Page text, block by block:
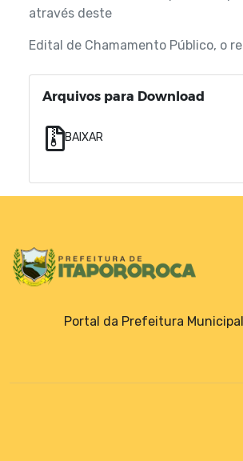
através deste
Edital de Chamamento Público, o
Arquivos para Download
BAIXAR
Portal da Prefeitura